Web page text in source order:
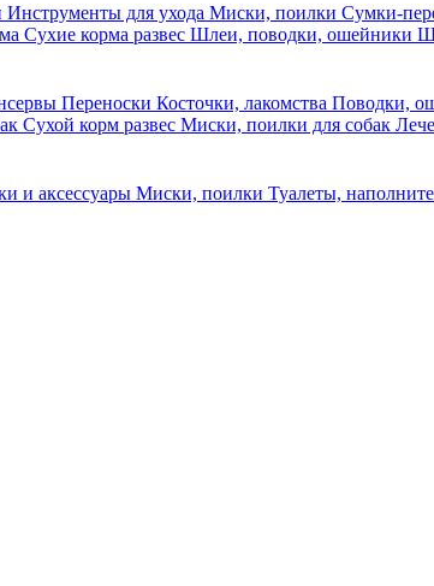
Инструменты для ухода Миски, поилки Сумки-
Сухие корма развес Шлеи, поводки, ошейники
Переноски Косточки, лакомства Поводки,
Сухой корм развес Миски, поилки для собак
и аксессуары Миски, поилки Туалеты,